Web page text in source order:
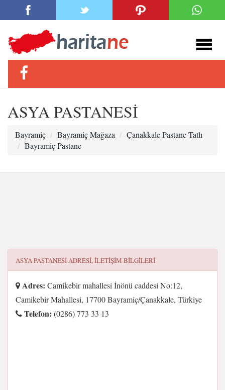
ASYA PASTANESİ
Bayramiç Bayramiç Mağaza
Çanakkale Pastane-Tatlı
Bayramiç Pastane
ASYA PASTANESİADRESI, ILETIŞIM BILGILERI
Adres: Camikebir mahallesi İnönü caddesi No:12,
Camikebir Mahallesi, 17700 Bayramiç/Çanakkale, Türkiye
Telefon: (0286) 773 33 13